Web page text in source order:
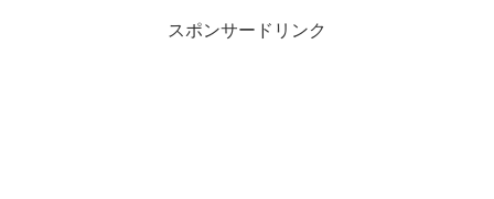
スポンサードリンク